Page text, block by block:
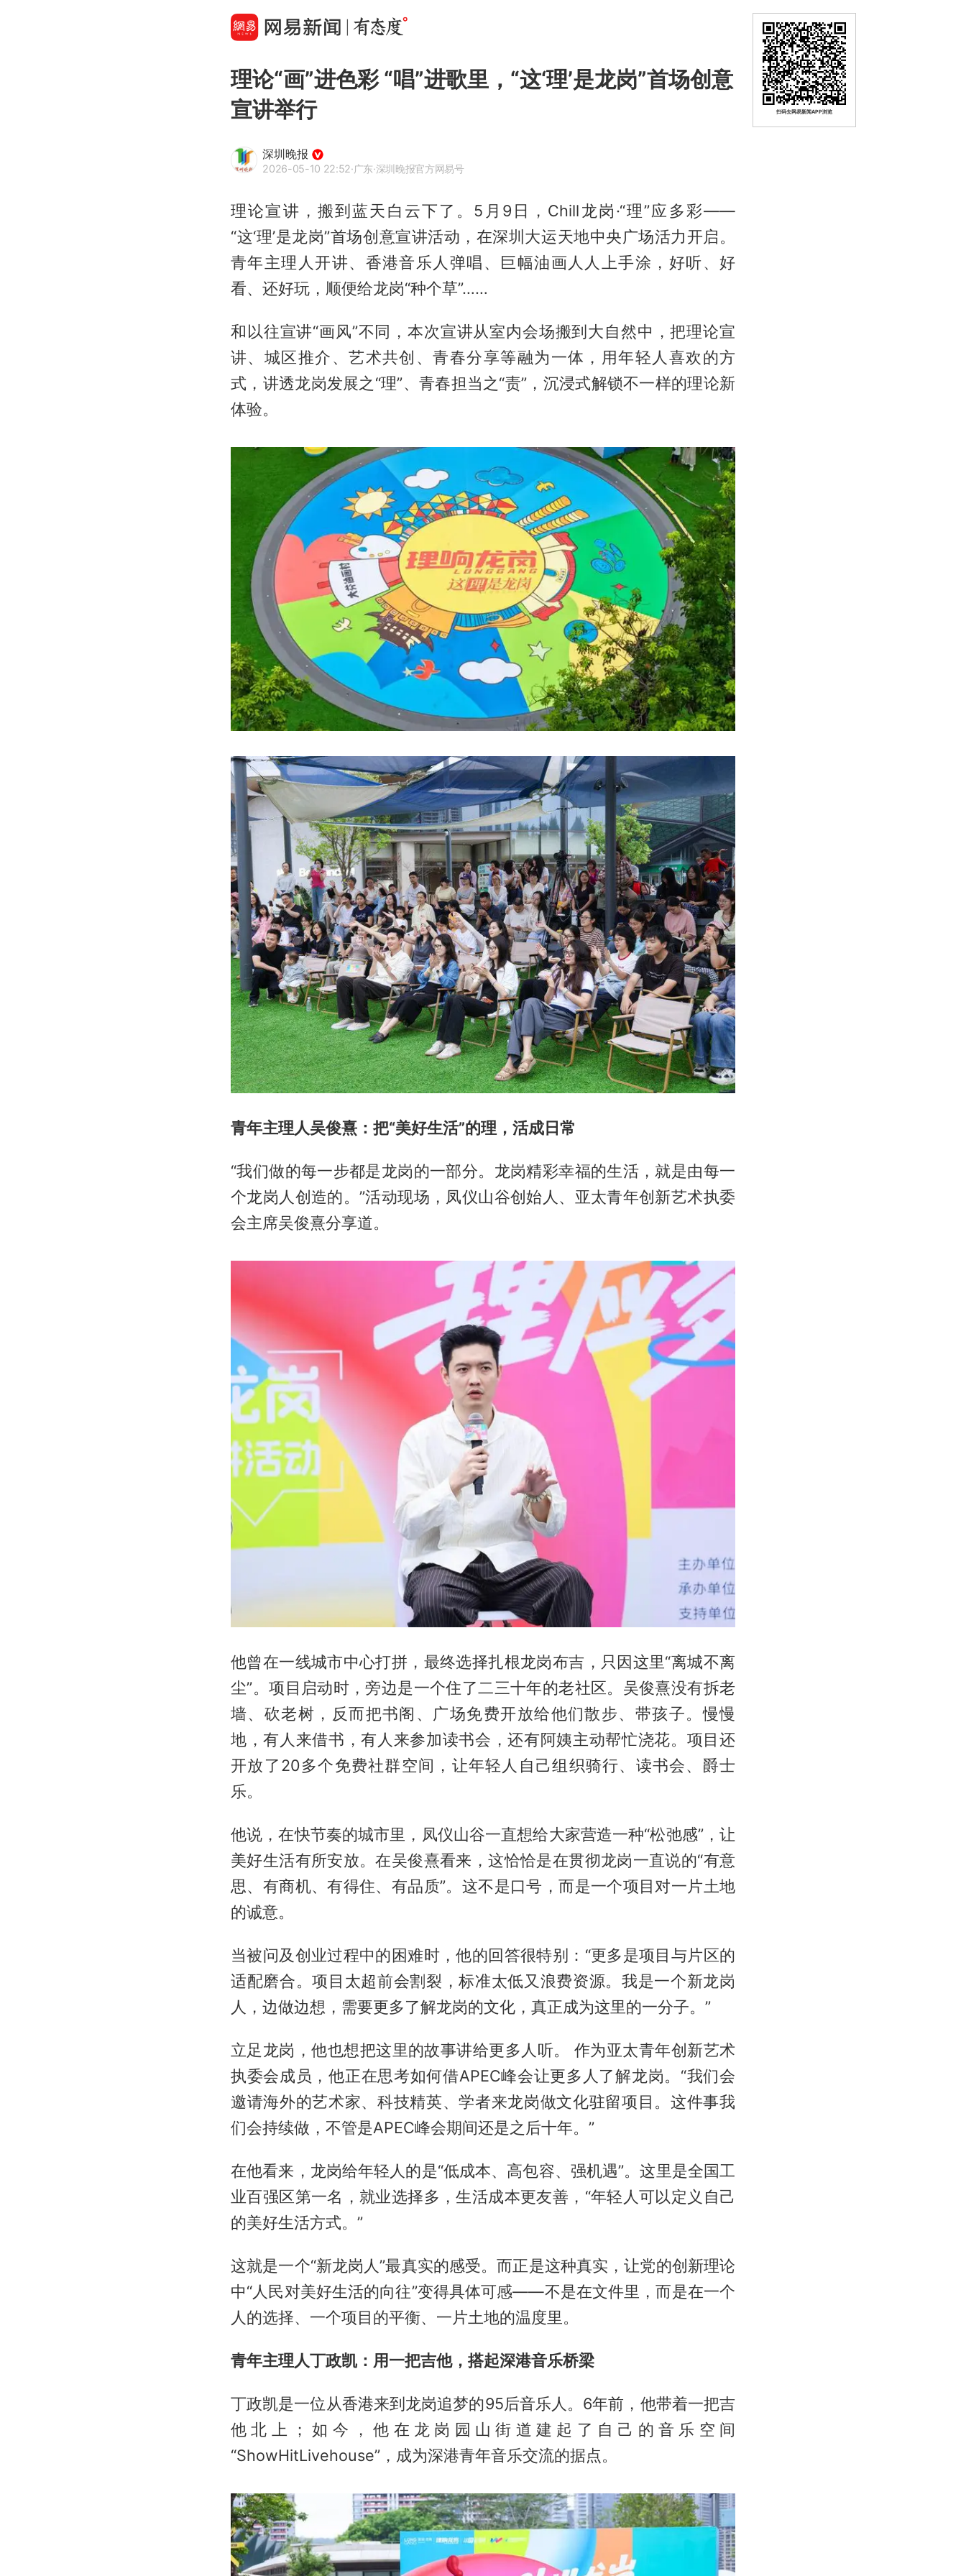
理论“画”进色彩 “唱”进歌里，“这‘理’是龙岗”首场创意
宣讲举行
深圳晚报
2026-05-10 22:52·广东·深圳晚报官方网易号
理论宣讲，搬到蓝天白云下了。5月9日，Chill龙岗·“理”应多彩——
“这‘理’是龙岗”首场创意宣讲活动，在深圳大运天地中央广场活力开启。
青年主理人开讲、香港音乐人弹唱、巨幅油画人人上手涂，好听、好
看、还好玩，顺便给龙岗“种个草”……
和以往宣讲“画风”不同，本次宣讲从室内会场搬到大自然中，把理论宣
讲、城区推介、艺术共创、青春分享等融为一体，用年轻人喜欢的方
式，讲透龙岗发展之“理”、青春担当之“责”，沉浸式解锁不一样的理论新
体验。
青年主理人吴俊熹：把“美好生活”的理，活成日常
“我们做的每一步都是龙岗的一部分。龙岗精彩幸福的生活，就是由每一
个龙岗人创造的。”活动现场，凤仪山谷创始人、亚太青年创新艺术执委
会主席吴俊熹分享道。
他曾在一线城市中心打拼，最终选择扎根龙岗布吉，只因这里“离城不离
尘”。项目启动时，旁边是一个住了二三十年的老社区。吴俊熹没有拆老
墙、砍老树，反而把书阁、广场免费开放给他们散步、带孩子。慢慢
地，有人来借书，有人来参加读书会，还有阿姨主动帮忙浇花。项目还
开放了20多个免费社群空间，让年轻人自己组织骑行、读书会、爵士
乐。
他说，在快节奏的城市里，凤仪山谷一直想给大家营造一种“松弛感”，让
美好生活有所安放。在吴俊熹看来，这恰恰是在贯彻龙岗一直说的“有意
思、有商机、有得住、有品质”。这不是口号，而是一个项目对一片土地
的诚意。
当被问及创业过程中的困难时，他的回答很特别：“更多是项目与片区的
适配磨合。项目太超前会割裂，标准太低又浪费资源。我是一个新龙岗
人，边做边想，需要更多了解龙岗的文化，真正成为这里的一分子。”
立足龙岗，他也想把这里的故事讲给更多人听。 作为亚太青年创新艺术
执委会成员，他正在思考如何借APEC峰会让更多人了解龙岗。“我们会
邀请海外的艺术家、科技精英、学者来龙岗做文化驻留项目。这件事我
们会持续做，不管是APEC峰会期间还是之后十年。”
在他看来，龙岗给年轻人的是“低成本、高包容、强机遇”。这里是全国工
业百强区第一名，就业选择多，生活成本更友善，“年轻人可以定义自己
的美好生活方式。”
这就是一个“新龙岗人”最真实的感受。而正是这种真实，让党的创新理论
中“人民对美好生活的向往”变得具体可感——不是在文件里，而是在一个
人的选择、一个项目的平衡、一片土地的温度里。
青年主理人丁政凯：用一把吉他，搭起深港音乐桥梁
丁政凯是一位从香港来到龙岗追梦的95后音乐人。6年前，他带着一把吉
他北上；如今，他在龙岗园山街道建起了自己的音乐空间
“ShowHitLivehouse”，成为深港青年音乐交流的据点。
扫码去网易新闻APP浏览